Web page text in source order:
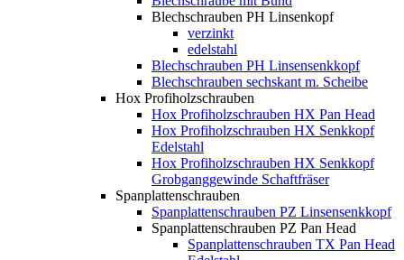
Blechschrauben PH Linsenkopf
verzinkt
edelstahl
Blechschrauben PH Linsensenkkopf
Blechschrauben sechskant m. Scheibe
Hox Profiholzschrauben
Hox Profiholzschrauben HX Pan Head
Hox Profiholzschrauben HX Senkkopf
Edelstahl
Hox Profiholzschrauben HX Senkkopf
Grobganggewinde Schaftfräser
Spanplattenschrauben
Spanplattenschrauben PZ Linsensenkkopf
Spanplattenschrauben PZ Pan Head
Spanplattenschrauben TX Pan Head